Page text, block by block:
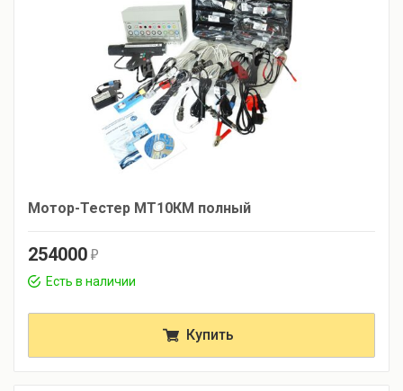
Мотор-Тестер МТ10КМ полный
254000 r
Есть в наличии
Купить